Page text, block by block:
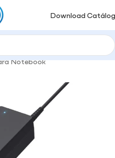
Download
Notebook